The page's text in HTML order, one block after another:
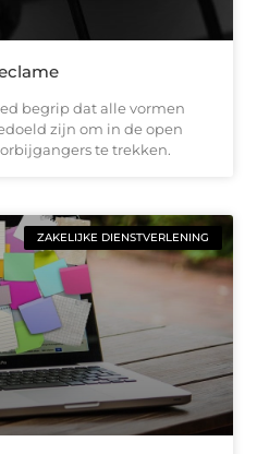
begrip dat alle vormen
zijn om in de open
te trekken.
ZAKELIJKE DIENSTVERLENING